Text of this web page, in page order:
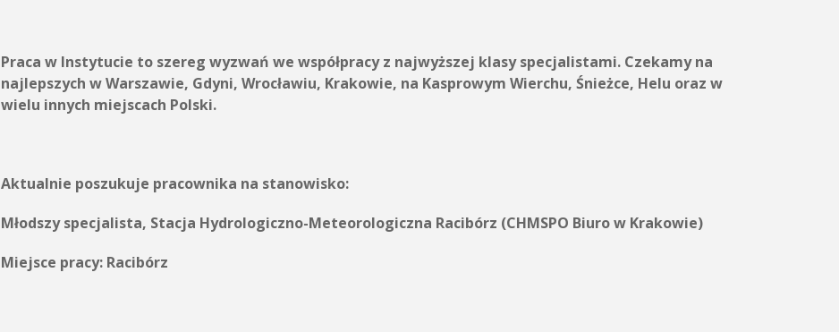
Praca w Instytucie to szereg wyzwań we współpracy z najwyższej klasy specjalistami. Czekamy na
najlepszych w Warszawie, Gdyni, Wrocławiu, Krakowie, na Kasprowym Wierchu, Śnieżce, Helu oraz w
wielu innych miejscach Polski.
Aktualnie poszukuje pracownika na stanowisko:
Młodszy specjalista, Stacja Hydrologiczno-Meteorologiczna Racibórz (CHMSPO Biuro w Krakowie)
Miejsce pracy: Racibórz